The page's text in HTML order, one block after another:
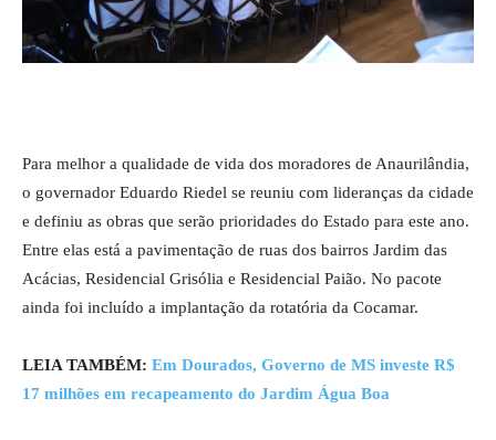
Para melhor a qualidade de vida dos moradores de Anaurilândia,
o governador Eduardo Riedel se reuniu com lideranças da cidade
e definiu as obras que serão prioridades do Estado para este ano.
Entre elas está a pavimentação de ruas dos bairros Jardim das
Acácias, Residencial Grisólia e Residencial Paião. No pacote
ainda foi incluído a implantação da rotatória da Cocamar.
LEIA TAMBÉM: Em Dourados, Governo de MS investe R$
17 milhões em recapeamento do Jardim Água Boa